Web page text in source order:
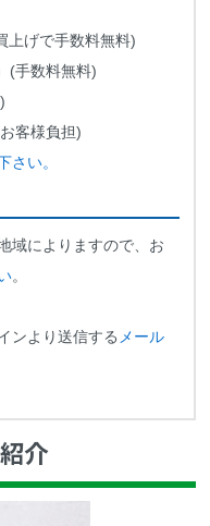
上げで手数料無料)
(手数料無料)
客様負担)
さい。
域によりますので、お
。
ンより送信する メール
介